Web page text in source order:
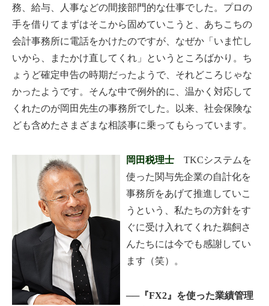
務、給与、人事などの間接部門的な仕事でした。プロの
手を借りてまずはそこから固めていこうと、あちこちの
会計事務所に電話をかけたのですが、なぜか「いま忙し
いから、またかけ直してくれ」というところばかり。ち
ょうど確定申告の時期だったようで、それどころじゃな
かったようです。そんな中で例外的に、温かく対応して
くれたのが岡田先生の事務所でした。以来、社会保険な
ども含めたさまざまな相談事に乗ってもらっています。
岡田税理士 TKCシステムを
使った関与先企業の自計化を
事務所をあげて推進していこ
うという、私たちの方針をす
ぐに受け入れてくれた鵜飼さ
んたちには今でも感謝してい
ます（笑）。
──『FX2』を使った業績管理